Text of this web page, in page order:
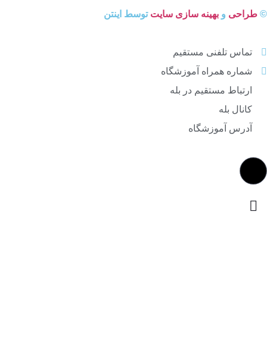
© طراحی و بهینه سازی سایت توسط اینتن
تماس تلفنی مستقیم
شماره همراه آموزشگاه
ارتباط مستقیم در بله
کانال بله
آدرس آموزشگاه